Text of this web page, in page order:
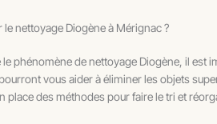
le nettoyage Diogène à Mérignac ?
phénomène de nettoyage Diogène, il est
vous aider à éliminer les objets
place des méthodes pour faire le tri et